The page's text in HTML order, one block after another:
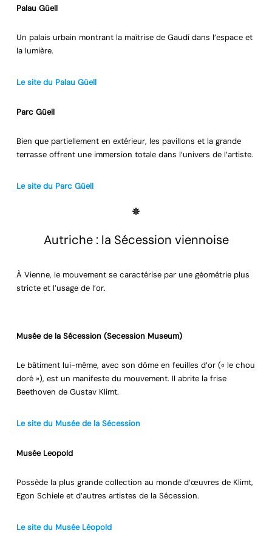
Palau Güell
Un palais urbain montrant la maîtrise de Gaudí dans l’espace et
la lumière.
Le site du Palau Güell
Parc Güell
Bien que partiellement en extérieur, les pavillons et la grande
terrasse offrent une immersion totale dans l’univers de l’artiste.
Le site du Parc Güell
Autriche : la Sécession viennoise
À Vienne, le mouvement se caractérise par une géométrie plus
stricte et l’usage de l’or.
Musée de la Sécession (Secession Museum)
Le bâtiment lui-même, avec son dôme en feuilles d’or (« le chou
doré »), est un manifeste du mouvement. Il abrite la frise
Beethoven de Gustav Klimt.
Le site du Musée de la Sécession
Musée Leopold
Possède la plus grande collection au monde d’œuvres de Klimt,
Egon Schiele et d’autres artistes de la Sécession.
Le site du Musée Léopold